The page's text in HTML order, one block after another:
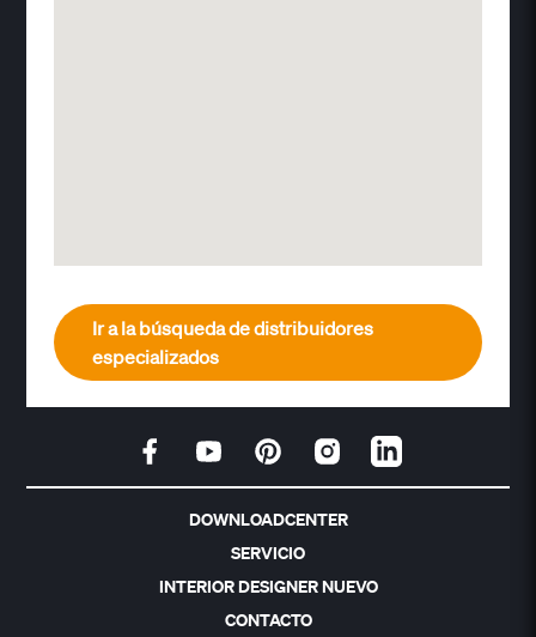
Ir a la búsqueda de distribuidores
especializados
DOWNLOADCENTER
SERVICIO
INTERIOR DESIGNER NUEVO
CONTACTO